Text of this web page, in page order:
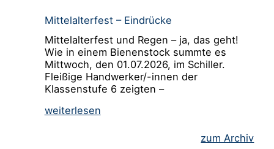
Mittelalterfest – Eindrücke
Mittelalterfest und Regen – ja, das geht!
Wie in einem Bienenstock summte es
Mittwoch, den 01.07.2026, im Schiller.
Fleißige Handwerker/-innen der
Klassenstufe 6 zeigten –
weiterlesen
zum Archiv